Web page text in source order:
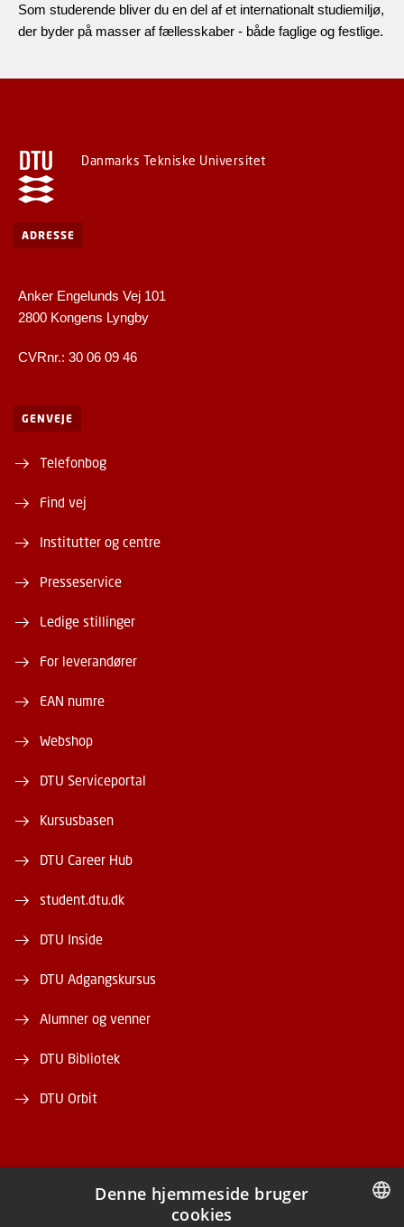
Som studerende bliver du en del af et internationalt studiemiljø,
der byder på masser af fællesskaber - både faglige og festlige.
Danmarks Tekniske Universitet
ADRESSE
Anker Engelunds Vej 101
2800 Kongens Lyngby
CVRnr.: 30 06 09 46
GENVEJE
Telefonbog
Find vej
Institutter og centre
Presseservice
Ledige stillinger
For leverandører
EAN numre
Webshop
DTU Serviceportal
Kursusbasen
DTU Career Hub
student.dtu.dk
DTU Inside
DTU Adgangskursus
Alumner og venner
DTU Bibliotek
DTU Orbit
FACEBOOK
Denne hjemmeside bruger
cookies